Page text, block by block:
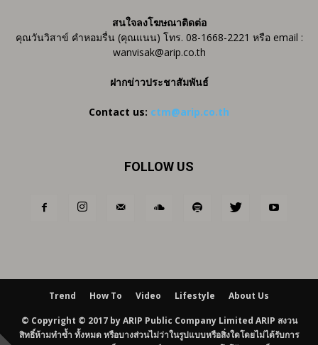
สนใจลงโฆษณาติดต่อ
คุณวันวิสาข์ คำหอมรื่น (คุณแนน) โทร. 08-1668-2221 หรือ email :
wanvisak@arip.co.th
ฝากข่าวประชาสัมพันธ์
Contact us: ctm@arip.co.th
FOLLOW US
Trend How To Video Lifestyle About Us
© Copyright © 2017 by ARIP Public Company Limited ARIP สงวน
สิทธิ์ห้ามทำซ้ำ ทั้งหมด หรือบางส่วนไม่ว่าในรูปแบบหรือสิ่งใดโดยไม่ได้รับการ